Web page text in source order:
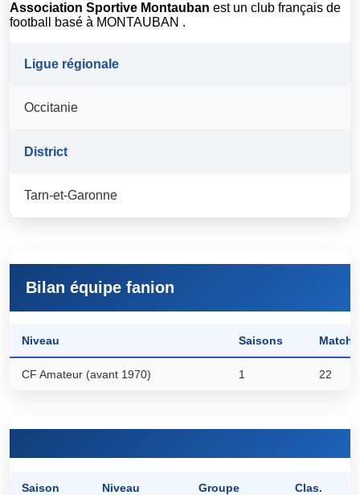
Association Sportive Montauban est un club français de
football basé à MONTAUBAN .
Ligue régionale
Occitanie
District
Tarn-et-Garonne
Bilan équipe fanion
Niveau Saisons Matchs
CF Amateur (avant 1970) 1 22
Saison Niveau Groupe Clas.